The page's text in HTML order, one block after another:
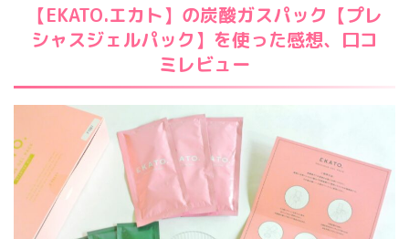
【EKATO.エカト】の炭酸ガスパック【プレ
シャスジェルパック】を使った感想、口コ
ミレビュー